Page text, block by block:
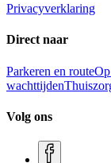
Privacyverklaring
Direct naar
Parkeren en route
wachttijden
Volg ons